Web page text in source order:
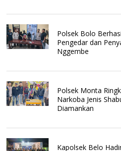
Polsek Bolo
Pengedar dan
Nggembe
Polsek Monta
Narkoba Jenis
Diamankan
Kapolsek Belo